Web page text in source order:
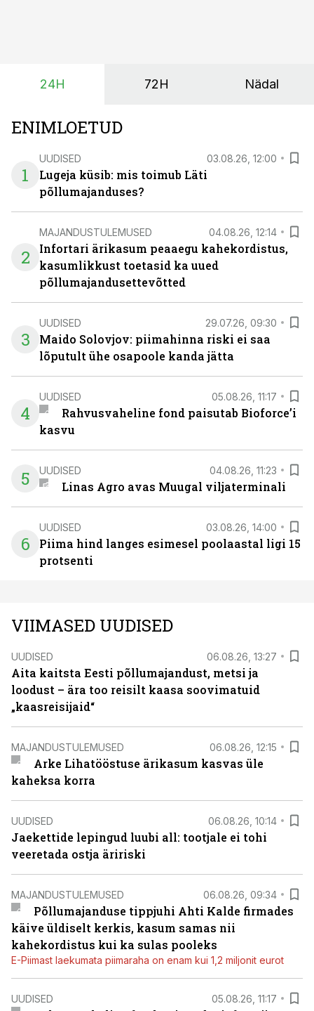
24H 72H Nädal
ENIMLOETUD
1
UUDISED 03.08.26, 12:00
Lugeja küsib: mis toimub Läti
põllumajanduses?
2
MAJANDUSTULEMUSED 04.08.26, 12:14
Infortari ärikasum peaaegu kahekordistus,
kasumlikkust toetasid ka uued
põllumajandusettevõtted
3
UUDISED 29.07.26, 09:30
Maido Solovjov: piimahinna riski ei saa
lõputult ühe osapoole kanda jätta
4
UUDISED 05.08.26, 11:17
Rahvusvaheline fond paisutab Bioforce’i
kasvu
5 UUDISED 04.08.26, 11:23
Linas Agro avas Muugal viljaterminali
6
UUDISED 03.08.26, 14:00
Piima hind langes esimesel poolaastal ligi 15
protsenti
VIIMASED UUDISED
UUDISED 06.08.26, 13:27
Aita kaitsta Eesti põllumajandust, metsi ja
loodust – ära too reisilt kaasa soovimatuid
„kaasreisijaid“
MAJANDUSTULEMUSED 06.08.26, 12:15
Arke Lihatööstuse ärikasum kasvas üle
kaheksa korra
UUDISED 06.08.26, 10:14
Jaekettide lepingud luubi all: tootjale ei tohi
veeretada ostja äririski
MAJANDUSTULEMUSED 06.08.26, 09:34
Põllumajanduse tippjuhi Ahti Kalde firmades
käive üldiselt kerkis, kasum samas nii
kahekordistus kui ka sulas pooleks
E-Piimast laekumata piimaraha on enam kui 1,2 miljonit eurot
UUDISED 05.08.26, 11:17